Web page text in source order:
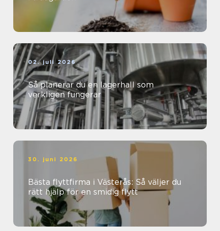
02. juli 2026
Så planerar du en lagerhall som
verkligen fungerar
30. juni 2026
Bästa flyttfirma i Västerås: Så väljer du
rätt hjälp för en smidig flytt